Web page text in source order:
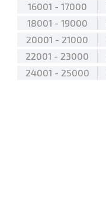
16001 - 17000
18001 - 19000
20001 - 21000
22001 - 23000
24001 - 25000